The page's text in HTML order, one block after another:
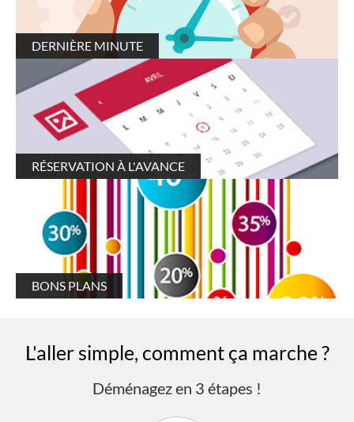
DERNIÈRE MINUTE
RÉSERVATION À L'AVANCE
BONS PLANS
L'aller simple, comment ça marche ?
Déménagez en 3 étapes !